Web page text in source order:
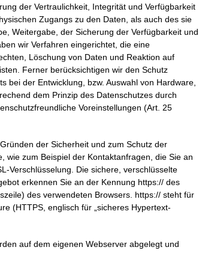
der Vertraulichkeit, Integrität und Verfügbarkeit
Zugangs zu den Daten, als auch des sie
Weitergabe, der Sicherung der Verfügbarkeit und
wir Verfahren eingerichtet, die eine
Löschung von Daten und Reaktion auf
Ferner berücksichtigen wir den Schutz
bei der Entwicklung, bzw. Auswahl von Hardware,
dem Prinzip des Datenschutzes durch
Voreinstellungen (Art. 25
der Sicherheit und zum Schutz der
wie zum Beispiel der Kontaktanfragen, die Sie an
Verschlüsselung. Die sichere, verschlüsselte
erkennen Sie an der Kennung https:// des
des verwendeten Browsers. https:// steht für
(HTTPS, englisch für „sicheres Hypertext-
auf dem eigenen Webserver abgelegt und